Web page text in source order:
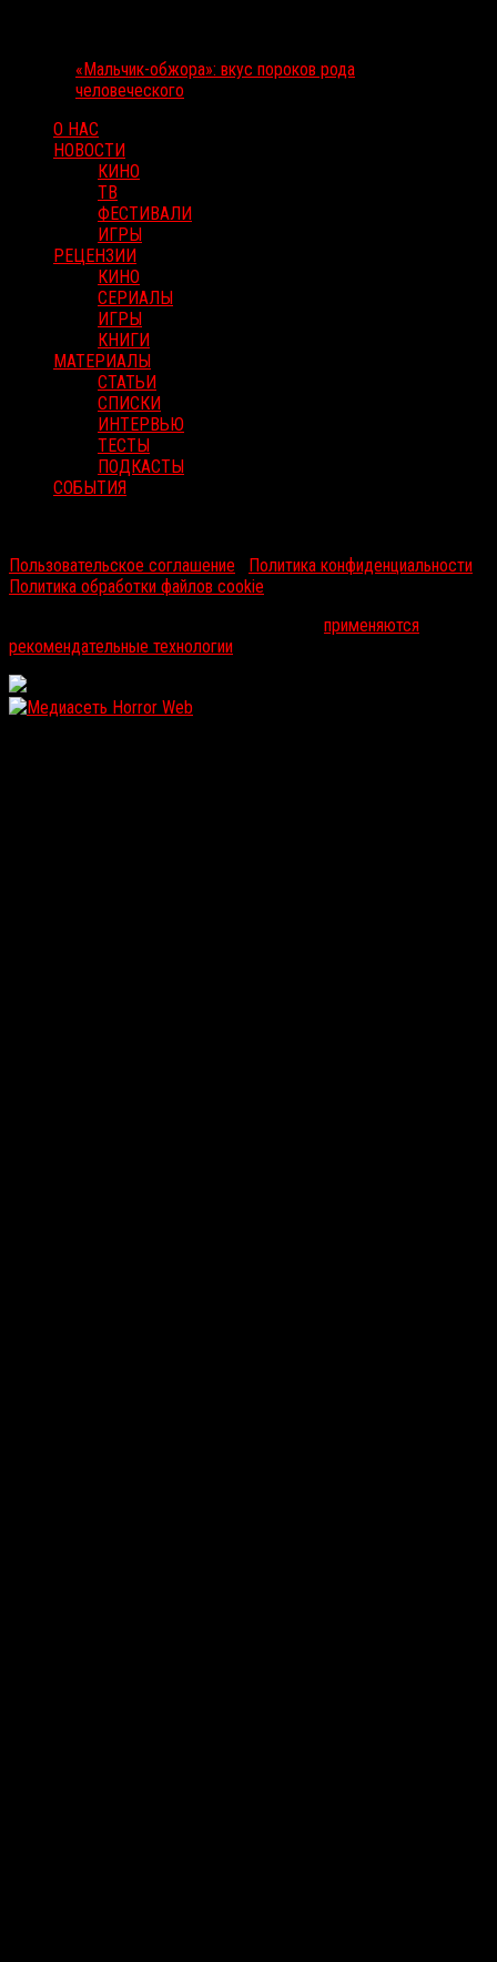
«Мальчик-обжора»: вкус пороков рода
человеческого
О НАС
НОВОСТИ
КИНО
ТВ
ФЕСТИВАЛИ
ИГРЫ
РЕЦЕНЗИИ
КИНО
СЕРИАЛЫ
ИГРЫ
КНИГИ
МАТЕРИАЛЫ
СТАТЬИ
СПИСКИ
ИНТЕРВЬЮ
ТЕСТЫ
ПОДКАСТЫ
СОБЫТИЯ
Пользовательское соглашение
Политика конфиденциальности
Политика обработки файлов cookie
применяются
рекомендательные технологии